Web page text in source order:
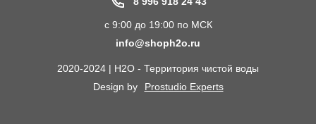
Электрические Обогревателис 9:00 до 19:00 по МСК
info@shoph2o.ru
2020-2024 | H2O - Территория чистой воды
Design by
Prostudio Experts